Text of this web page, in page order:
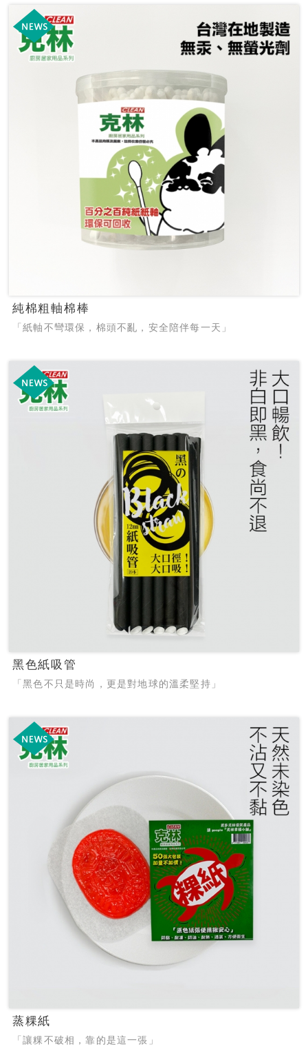
純棉粗軸棉棒
「紙軸不彎環保，棉頭不亂，安全陪伴每一天」
黑色紙吸管
「黑色不只是時尚，更是對地球的溫柔堅持」
蒸粿紙
「讓粿不破相，靠的是這一張」